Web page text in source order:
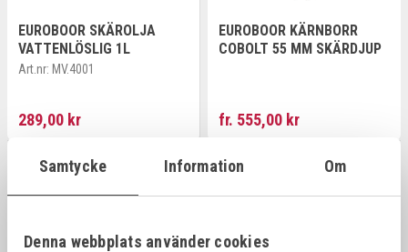
Samtycke Information Om
Denna webbplats använder cookies
EUROBOOR SKÄROLJA
VATTENLÖSLIG 1L
Art.nr: MV.4001
289,00 kr
EUROBOOR KÄRNBORR
COBOLT 55 MM SKÄRDJUP
fr. 555,00 kr